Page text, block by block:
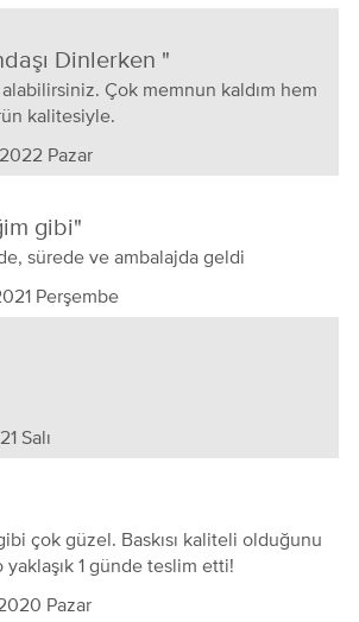
Dinlerken
alabilirsiniz. Çok memnun kaldım hem
kalitesiyle.
Pazar
gibi
sürede ve ambalajda geldi
Perşembe
Salı
çok güzel. Baskısı kaliteli olduğunu
1 günde teslim etti!
Pazar